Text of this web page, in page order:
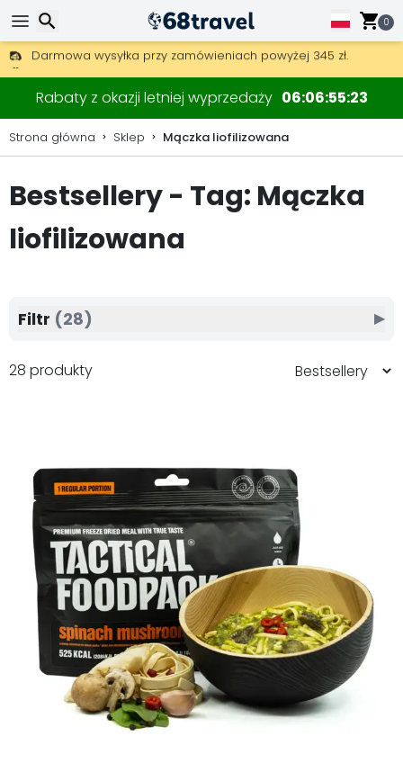
0
Darmowa wysyłka przy zamówieniach powyżej 345 zł.
30 dni na zwrot, 90 dni na drewniane mapy i dekoracje.
Rabaty z okazji letniej wyprzedaży 06065521
Strona główna Sklep Mączka liofilizowana
Bestsellery - Tag: Mączka
liofilizowana
28 produkty
Filtr (28) ▶
Wyszukaj
Wyszukaj